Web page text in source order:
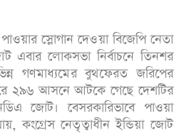
স্লোগান দেওয়া বিজেপি নেতা
এবার লোকসভা নির্বাচনে তিনশর
গণমাধ্যমের বুথফেরত জরিপের
২৯৬ আসনে আটকে গেছে দেশটির
জোট। বেসরকারিভাবে পাওয়া
কংগ্রেস নেতৃত্বাধীন ইন্ডিয়া জোট